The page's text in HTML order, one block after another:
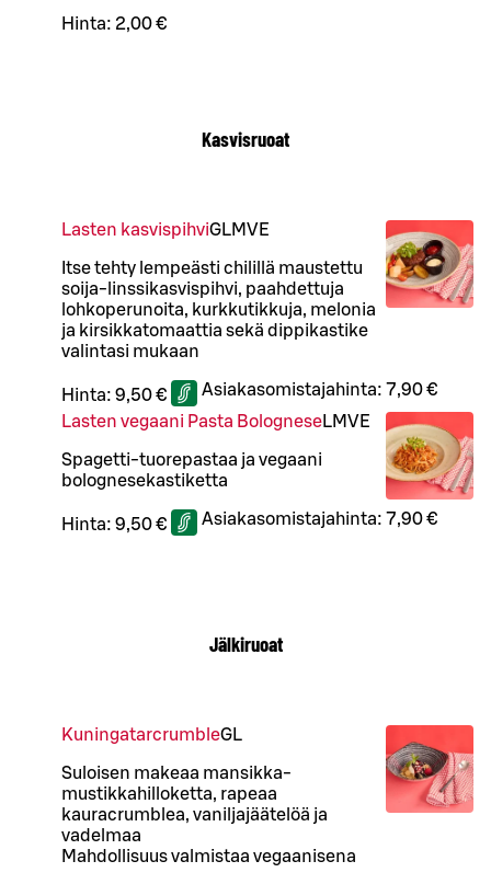
Hinta: 2,00 €
Kasvisruoat
Lasten kasvispihviGLMVE
Itse tehty lempeästi chilillä maustettu
soija-linssikasvispihvi, paahdettuja
lohkoperunoita, kurkkutikkuja, melonia
ja kirsikkatomaattia sekä dippikastike
valintasi mukaan
Hinta: 9,50 € Asiakasomistajahinta: 7,90 €
Lasten vegaani Pasta BologneseLMVE
Spagetti-tuorepastaa ja vegaani
bolognesekastiketta
Hinta: 9,50 € Asiakasomistajahinta: 7,90 €
Jälkiruoat
KuningatarcrumbleGL
Suloisen makeaa mansikka-
mustikkahilloketta, rapeaa
kauracrumblea, vaniljajäätelöä ja
vadelmaa
Mahdollisuus valmistaa vegaanisena